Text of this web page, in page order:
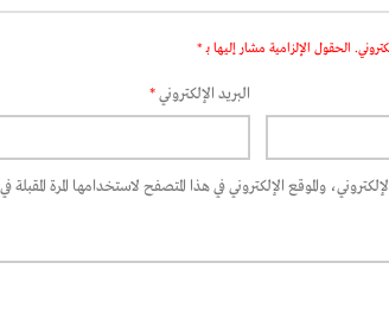
الحقول الإلزامية مشار إليها بـ *
البريد الإلكتروني*
والموقع الإلكتروني في هذا المتصفح لاستخدامها المرة المقبلة